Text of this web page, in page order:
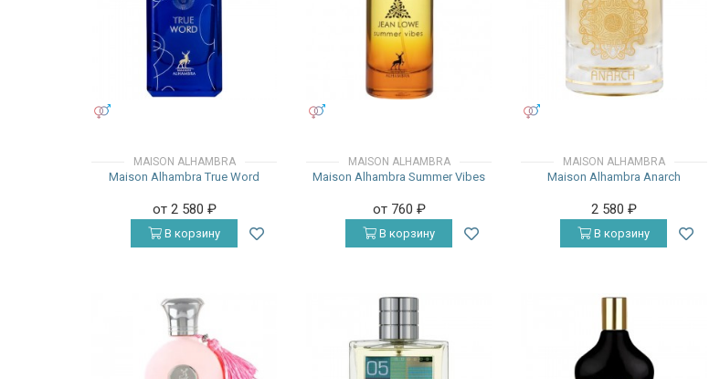
MAISON ALHAMBRA
Maison Alhambra True Word
от 2 580 ₽
В корзину
MAISON ALHAMBRA
Maison Alhambra Summer Vibes
от 760 ₽
В корзину
MAISON ALHAMBRA
Maison Alhambra Anarch
2 580 ₽
В корзину